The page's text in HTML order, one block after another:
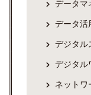
データマ
データ活
デジタル
デジタル
ネットワ